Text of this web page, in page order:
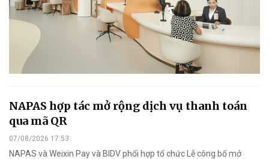
NAPAS hợp tác mở rộng dịch vụ thanh toán
qua mã QR
07/08/2026 17:53
NAPAS và Weixin Pay và BIDV phối hợp tổ chức Lễ công bố mở